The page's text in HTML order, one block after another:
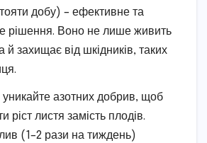
добу) – ефективне та
рішення. Воно не лише живить
й захищає від шкідників, таких
уникайте азотних добрив, щоб
ріст листя замість плодів.
(1–2 рази на тиждень)